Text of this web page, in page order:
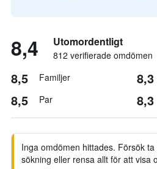
8,4 Utomordentligt
812 verifierade omdömen
8,5 Familjer 8,3
8,5 Par 8,3
Inga omdömen hittades. Försök
sökning eller rensa allt för att visa